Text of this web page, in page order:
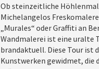
Ob steinzeitliche
Michelangelos
„Murales“ oder Graffiti an
Wandmalerei ist eine uralte
brandaktuell. Diese Tour ist
Kunstwerken gewidmet, die